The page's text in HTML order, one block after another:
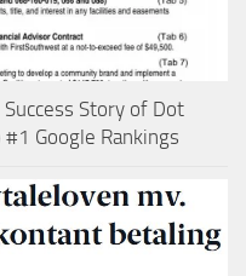
Story of Dot
Google Rankings